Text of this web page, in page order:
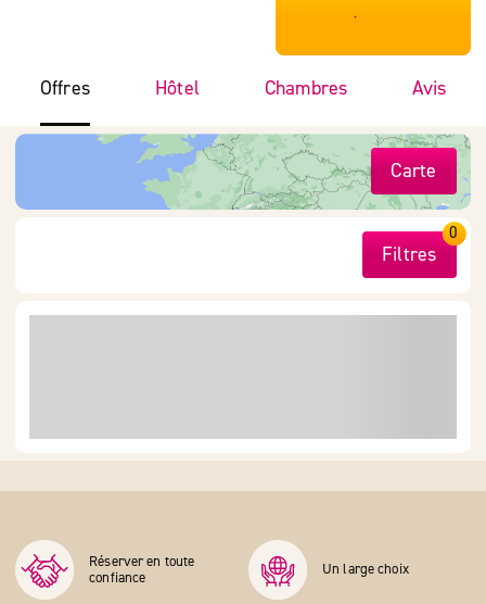
***************
Offres Hôtel Chambres Avis
Carte
Filtres
0
Réserver en toute
confiance
Un large choix